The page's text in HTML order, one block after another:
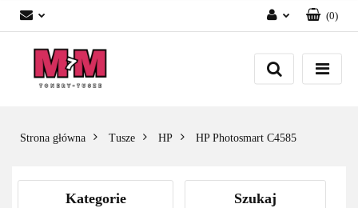
Zaloguj się
Załóż konto
(0)
Strona główna Tusze HP HP Photosmart C4585
Kategorie Szukaj